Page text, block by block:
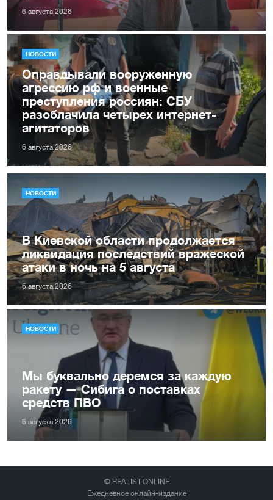
6 августа 2026
НОВОСТИ
Оправдывали вооруженную
агрессию рф и военные
преступления россиян: СБУ
разоблачила четырех интернет-
агитаторов
6 августа 2026
НОВОСТИ
В Киевской области продолжается
ликвидация последствий вражеской
атаки в ночь на 5 августа
6 августа 2026
НОВОСТИ
Мы буквально деремся за каждую
ракету — Сибига о поставках
средств ПВО
6 августа 2026
© REALIST.ONLINE
Ежедневное онлайн-издание